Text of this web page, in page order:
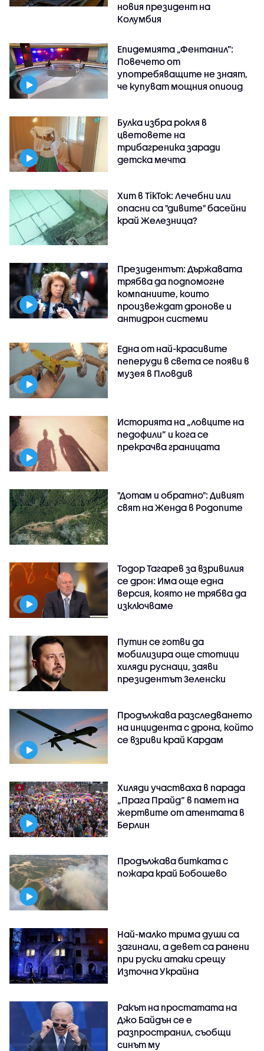
новия президент на
Колумбия
Епидемията „Фентанил”:
Повечето от
употребяващите не знаят,
че купуват мощния опиоид
Булка избра рокля в
цветовете на
трибагреника заради
детска мечта
Хит в TikTok: Лечебни или
опасни са "дивите" басейни
край Железница?
Президентът: Държавата
трябва да подпомогне
компаниите, които
произвеждат дронове и
антидрон системи
Една от най-красивите
пеперуди в света се появи в
музея в Пловдив
Историята на „ловците на
педофили” и кога се
прекрачва границата
"Дотам и обратно": Дивият
свят на Женда в Родопите
Тодор Тагарев за взривилия
се дрон: Има още една
версия, която не трябва да
изключваме
Путин се готви да
мобилизира още стотици
хиляди руснаци, заяви
президентът Зеленски
Продължава разследването
на инцидента с дрона, който
се взриви край Кардам
Хиляди участваха в парада
„Прага Прайд“ в памет на
жертвите от атентата в
Берлин
Продължава битката с
пожара край Бобошево
Най-малко трима души са
загинали, а девет са ранени
при руски атаки срещу
Източна Украйна
Ракът на простатата на
Джо Байдън се е
разпространил, съобщи
синът му